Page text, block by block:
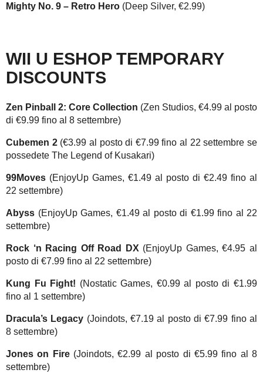
Mighty No. 9 – Retro Hero (Deep Silver, €2.99)
WII U ESHOP TEMPORARY
DISCOUNTS
Zen Pinball 2: Core Collection (Zen Studios, €4.99 al posto
di €9.99 fino al 8 settembre)
Cubemen 2(€3.99 al posto di €7.99 fino al 22 settembre se
possedete The Legend of Kusakari)
99Moves (EnjoyUp Games, €1.49 al posto di €2.49 fino al
22 settembre)
Abyss (EnjoyUp Games, €1.49 al posto di €1.99 fino al 22
settembre)
Rock ‘n Racing Off Road DX (EnjoyUp Games, €4.95 al
posto di €7.99 fino al 22 settembre)
Kung Fu Fight! (Nostatic Games, €0.99 al posto di €1.99
fino al 1 settembre)
Dracula’s Legacy (Joindots, €7.19 al posto di €7.99 fino al
8 settembre)
Jones on Fire(Joindots, €2.99 al posto di €5.99 fino al 8
settembre)